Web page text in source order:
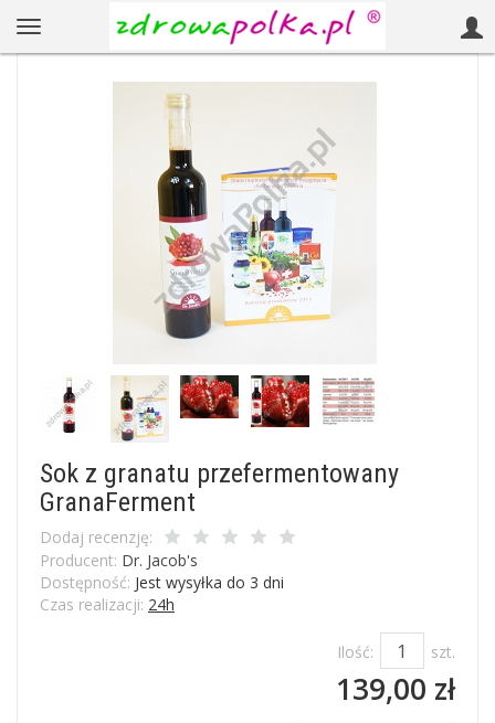
Sok z granatu przefermentowany
GranaFerment
Dodaj recenzję:
Producent: Dr. Jacob's
Dostępność: Jest wysyłka do 3 dni
Czas realizacji: 24h
Ilość: szt.
139,00 zł